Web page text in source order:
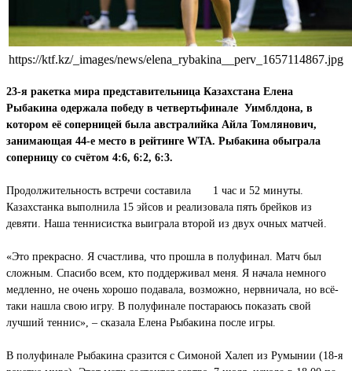
https://ktf.kz/_images/news/elena_rybakina__perv_1657114867.jpg
23-я ракетка мира представительница Казахстана Елена
Рыбакина одержала победу в четвертьфинале Уимблдона, в
котором её соперницей была австралийка Айла Томлянович,
занимающая 44-е место в рейтинге WTA. Рыбакина обыграла
соперницу со счётом 4:6, 6:2, 6:3.
Продолжительность встречи составила 1 час и 52 минуты.
Казахстанка выполнила 15 эйсов и реализовала пять брейков из
девяти. Наша теннисистка выиграла второй из двух очных матчей.
«Это прекрасно. Я счастлива, что прошла в полуфинал. Матч был
сложным. Спасибо всем, кто поддерживал меня. Я начала немного
медленно, не очень хорошо подавала, возможно, нервничала, но всё-
таки нашла свою игру. В полуфинале постараюсь показать свой
лучший теннис», – сказала Елена Рыбакина после игры.
В полуфинале Рыбакина сразится с Симоной Халеп из Румынии (18-я